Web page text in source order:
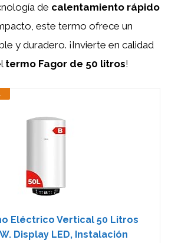
de calentamiento rápido
este termo ofrece un
y duradero. ¡Invierte en calidad
termo Fagor de 50 litros!
Eléctrico Vertical 50 Litros
Display LED, Instalación